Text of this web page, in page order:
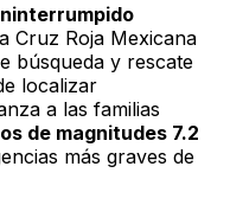
Cruz Roja Mexicana
búsqueda y rescate
localizar
a las familias
de magnitudes 7.2
más graves de